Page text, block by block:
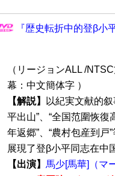
『歴史転折中的登β小
（リージョンALL /
幕：中文簡体字 ）
【解説】
以紀実文献的叙
平出山”、“全国范圍恢復
年返郷”、“農村包産到
展現了登β小平同志在中
【出演】 馬少[馬華]（マ